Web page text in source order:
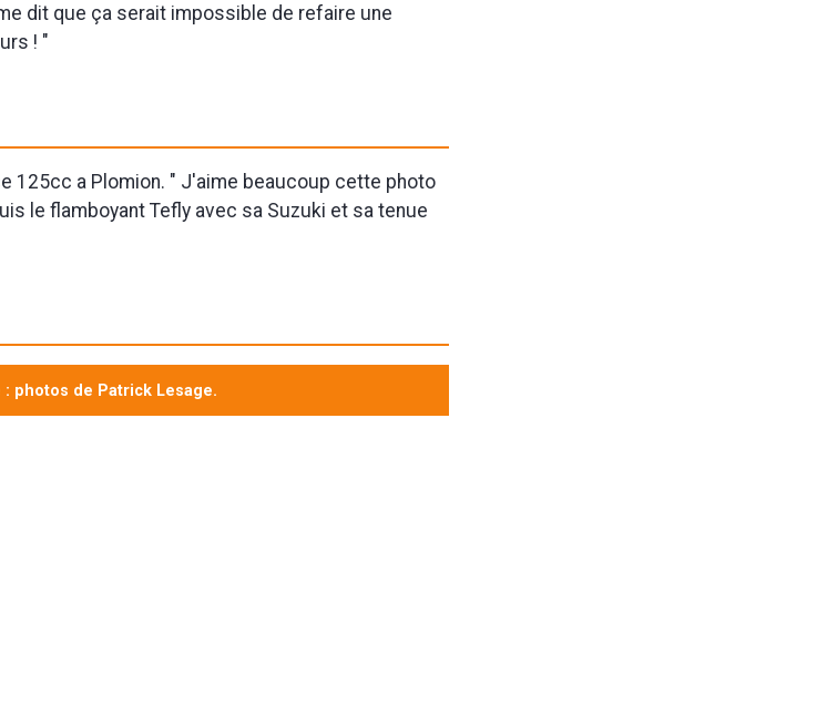
dit que ça serait impossible de refaire une
! "
125cc a Plomion. " J'aime beaucoup cette photo
le flamboyant Tefly avec sa Suzuki et sa tenue
: photos de Patrick Lesage.